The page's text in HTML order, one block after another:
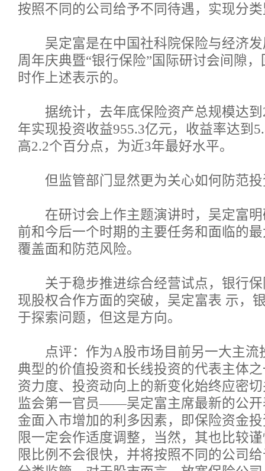
按照不同的公司给予不同待遇，实现分
吴定富是在中国社科院保险与经济发
周年庆典暨“银行保险”国际研讨会间隙
时作上述表示的。
据统计，去年底保险资产总规模达到
年实现投资收益955.3亿元，收益率达到
高2.2个百分点，为近3年最好水平。
但监管部门显然更为关心如何防范投
在研讨会上作主题演讲时，吴定富明
前和今后一个时期的主要任务和面临的
覆盖面和防范风险。
关于稳步推进综合经营试点，银行保
现股权合作方面的突破，吴定富表 示，
于探索问题，但这是方向。
点评：作为A股市场目前另一大主流
典型的价值投资和长线投资的代表主体
资力度、投资动向上的新变化始终应密
监会第一官员——吴定富主席最新的公开
金面入市增加的利多因素，即保险资金
限一定会作适度调整，当然，其也比较
限比例不会很快，并将按照不同的公司